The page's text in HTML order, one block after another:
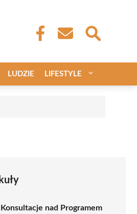
LUDZIE LIFESTYLE
Konsultacje nad Programem